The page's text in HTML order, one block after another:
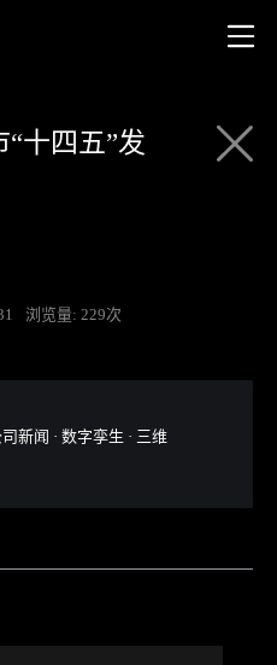
十四五”发
浏览量: 229次
新闻 · 数字孪生 · 三维